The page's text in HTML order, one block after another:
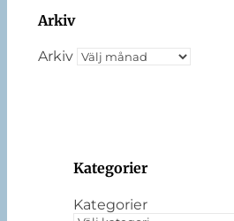
Arkiv
Arkiv
Kategorier
Kategorier